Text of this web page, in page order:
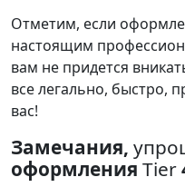
Отметим, если
настоящим
вам не придется
вселегально, быстро,
вас!
Замечания,
оформления Tier